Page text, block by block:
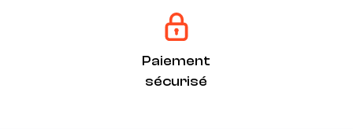
Paiement
sécurisé